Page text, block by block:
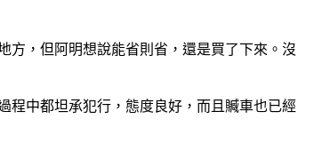
方，但阿明想說能省則省，還是買了下來。沒
程中都坦承犯行，態度良好，而且贓車也已經